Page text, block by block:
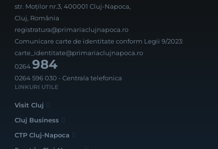
str. Moților nr.3, 400001 Cluj-Napoca,
Cluj, România
registratura@primariaclujnapoca.ro
Comunicare carte de identitate conform Legii 9/2023:
carte_identitate@primariaclujnapoca.ro
0264984
0264 596 030 - Centrala telefonica
LINKURI UTILE
Visit Cluj
Cluj Business
CTP Cluj-Napoca